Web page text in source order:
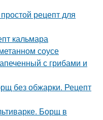
рецепт для
кальмара
соусе
с грибами и
без обжарки. Рецепт
Борщ в